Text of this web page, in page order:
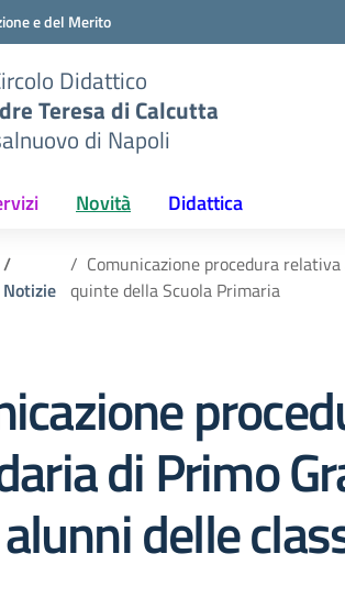
e del Merito
Didattico
Teresa di Calcutta
di Napoli
Novità Didattica
Notizie
Comunicazione procedura
quinte della Scuola Primaria
di Primo
delle